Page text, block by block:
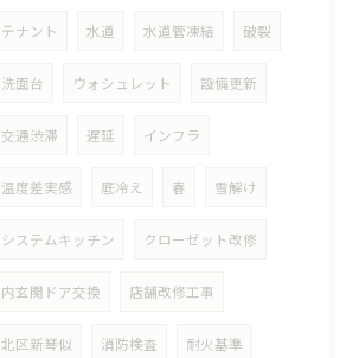
テナント 水道 水道管凍結 破裂
洗面台 ウォシュレット 設備更新
交通渋滞 遅延 インフラ
温度差実感 底冷え 春 雪解け
システムキッチン クローゼット改修
内玄関ドア交換 店舗改修工事
北区新琴似 消防検査 耐火基準